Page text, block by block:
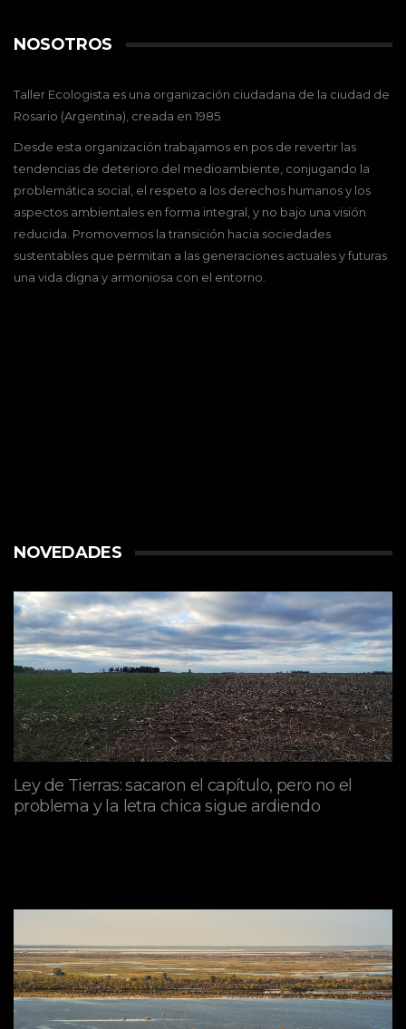
NOSOTROS
Taller Ecologista es una organización ciudadana de la ciudad de
Rosario (Argentina), creada en 1985.
Desde esta organización trabajamos en pos de revertir las
tendencias de deterioro del medioambiente, conjugando la
problemática social, el respeto a los derechos humanos y los
aspectos ambientales en forma integral, y no bajo una visión
reducida. Promovemos la transición hacia sociedades
sustentables que permitan a las generaciones actuales y futuras
una vida digna y armoniosa con el entorno.
NOVEDADES
Ley de Tierras: sacaron el capítulo, pero no el
problema y la letra chica sigue ardiendo